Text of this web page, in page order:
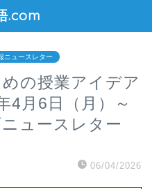
.com
ニュースレター
めの授業アイデア
4月6日（月）～
ュースレター
06/04/2026